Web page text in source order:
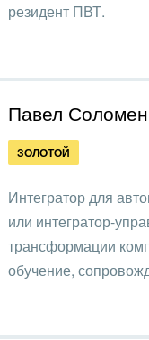
резидент ПВТ.
Павел
ЗОЛОТОЙ
Интегратор для
или интегратор-
трансформации
обучение,